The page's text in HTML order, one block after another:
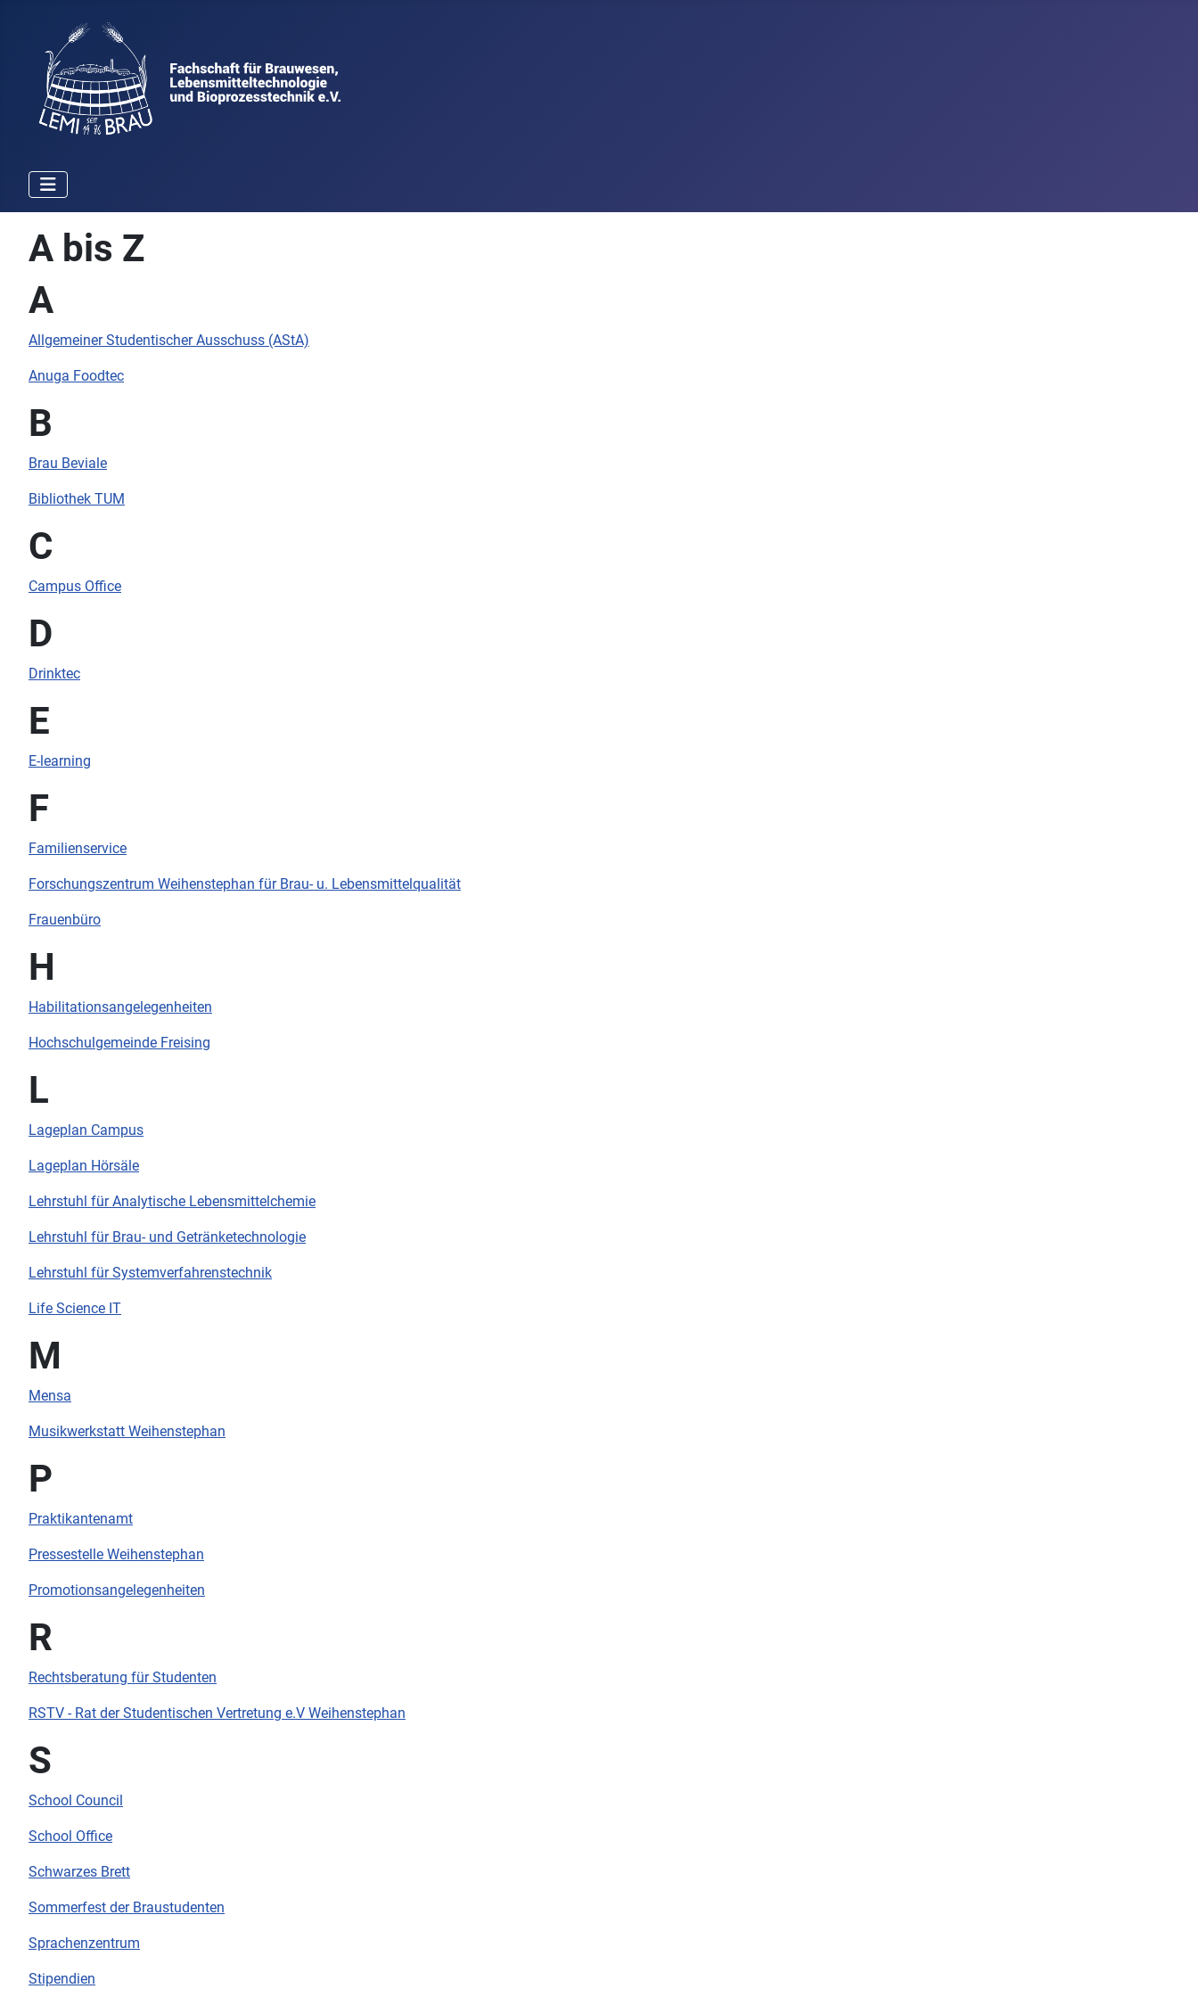
A bis Z
A
Allgemeiner Studentischer Ausschuss (AStA)
Anuga Foodtec
B
Brau Beviale
Bibliothek TUM
C
Campus Office
D
Drinktec
E
E-learning
F
Familienservice
Forschungszentrum Weihenstephan für Brau- u. Lebensmittelqualität
Frauenbüro
H
Habilitationsangelegenheiten
Hochschulgemeinde Freising
L
Lageplan Campus
Lageplan Hörsäle
Lehrstuhl für Analytische Lebensmittelchemie
Lehrstuhl für Brau- und Getränketechnologie
Lehrstuhl für Systemverfahrenstechnik
Life Science IT
M
Mensa
Musikwerkstatt Weihenstephan
P
Praktikantenamt
Pressestelle Weihenstephan
Promotionsangelegenheiten
R
Rechtsberatung für Studenten
RSTV - Rat der Studentischen Vertretung e.V Weihenstephan
S
School Council
School Office
Schwarzes Brett
Sommerfest der Braustudenten
Sprachenzentrum
Stipendien